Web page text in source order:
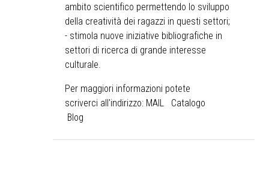
ambito scientifico permettendo lo sviluppo
della creatività dei ragazzi in questi settori;
- stimola nuove iniziative bibliografiche in
settori di ricerca di grande interesse
culturale.
Per maggiori informazioni potete
scriverci all'indirizzo: MAIL
Catalogo
Blog